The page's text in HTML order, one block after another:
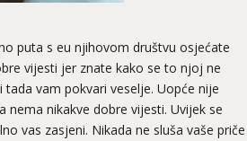
puta s eu njihovom društvu osjećate
vijesti jer znate kako se to njoj ne
vam pokvari veselje. Uopće nije
nikakve dobre vijesti. Uvijek se
vas zasjeni. Nikada ne sluša vaše priče